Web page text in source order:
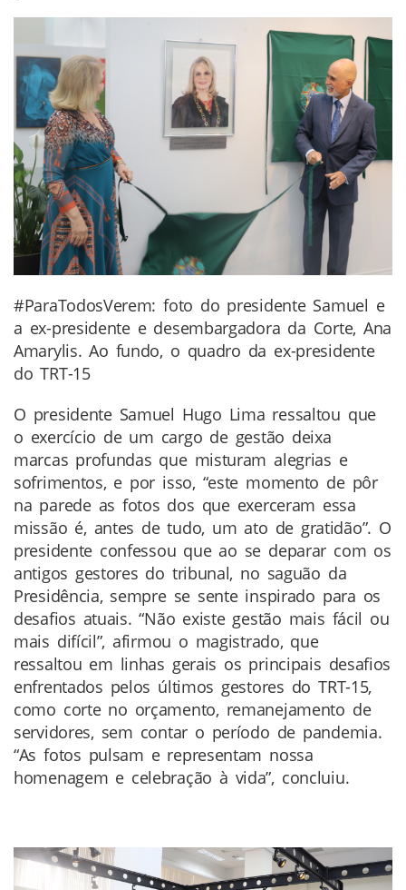
#ParaTodosVerem: foto do presidente Samuel e
a ex-presidente e desembargadora da Corte, Ana
Amarylis. Ao fundo, o quadro da ex-presidente
do TRT-15
O presidente Samuel Hugo Lima ressaltou que
o exercício de um cargo de gestão deixa
marcas profundas que misturam alegrias e
sofrimentos, e por isso, “este momento de pôr
na parede as fotos dos que exerceram essa
missão é, antes de tudo, um ato de gratidão”. O
presidente confessou que ao se deparar com os
antigos gestores do tribunal, no saguão da
Presidência, sempre se sente inspirado para os
desafios atuais. “Não existe gestão mais fácil ou
mais difícil”, afirmou o magistrado, que
ressaltou em linhas gerais os principais desafios
enfrentados pelos últimos gestores do TRT-15,
como corte no orçamento, remanejamento de
servidores, sem contar o período de pandemia.
“As fotos pulsam e representam nossa
homenagem e celebração à vida”, concluiu.